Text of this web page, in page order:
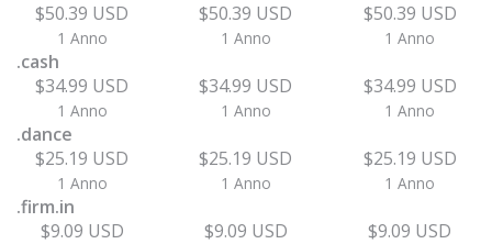
$50.39 USD
1 Anno
$50.39 USD
1 Anno
$50.39 USD
1 Anno
.cash
$34.99 USD
1 Anno
$34.99 USD
1 Anno
$34.99 USD
1 Anno
.dance
$25.19 USD
1 Anno
$25.19 USD
1 Anno
$25.19 USD
1 Anno
.firm.in
$9.09 USD
$9.09 USD $9.09 USD